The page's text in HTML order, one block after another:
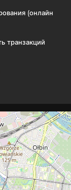
(онлайн
транзакций